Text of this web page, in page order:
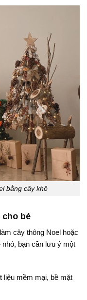
bằng cây khô
cho bé
cây thông Noel hoặc
bạn cần lưu ý một
liệu mềm mại, bề mặt